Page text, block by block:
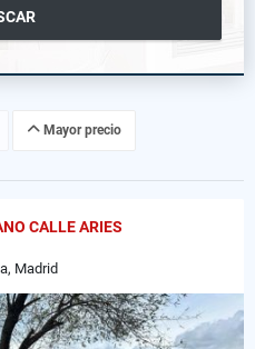
Mayor precio
CALLE ARIES
Madrid